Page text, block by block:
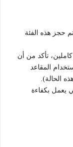
حجز هذه الفئة
كاملين، تأكد من أن
المقاعد
يعمل بكفاءة